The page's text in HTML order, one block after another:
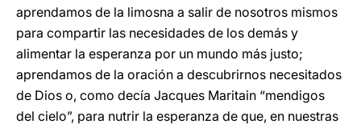
aprendamos de la limosna a salir de nosotros mismos
para compartir las necesidades de los demás y
alimentar la esperanza por un mundo más justo;
aprendamos de la oración a descubrirnos necesitados
de Dios o, como decía Jacques Maritain “mendigos
del cielo”, para nutrir la esperanza de que, en nuestras